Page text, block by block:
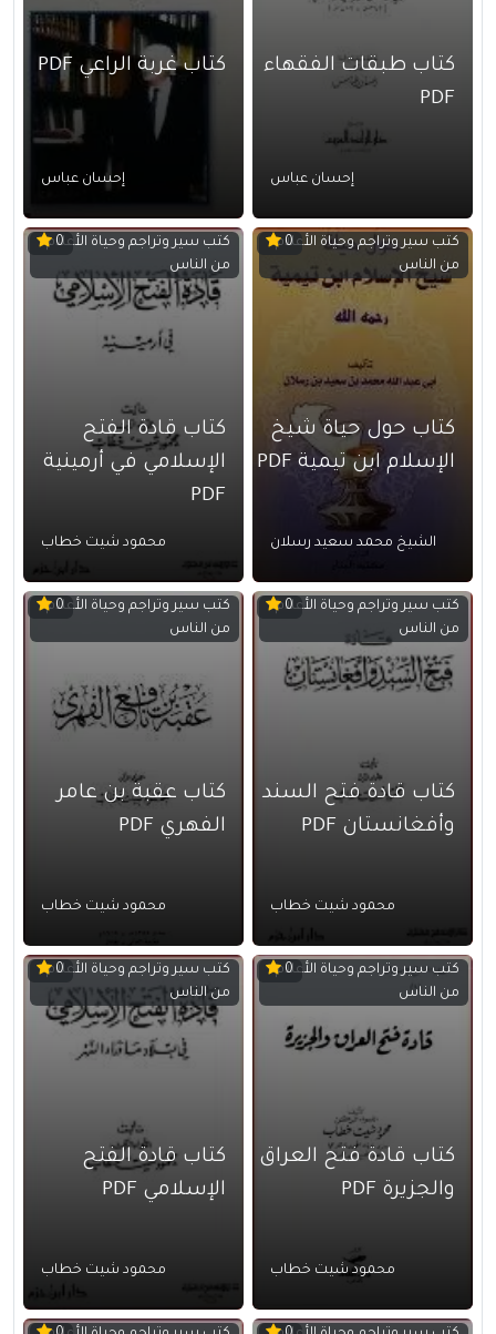
كتاب طبقات الفقهاء
PDF
إحسان عباس
كتاب غربة الراعي PDF
إحسان عباس
كتب سير وتراجم وحياة الأعلام
من الناس
0
كتاب حول حياة شيخ
الإسلام ابن تيمية PDF
الشيخ محمد سعيد رسلان
كتب سير وتراجم وحياة الأعلام
من الناس
0
كتاب قادة الفتح
الإسلامي في أرمينية
PDF
محمود شيت خطاب
كتب سير وتراجم وحياة الأعلام
من الناس
0
كتاب قادة فتح السند
وأفغانستان PDF
محمود شيت خطاب
كتب سير وتراجم وحياة الأعلام
من الناس
0
كتاب عقبة بن عامر
الفهري PDF
محمود شيت خطاب
كتب سير وتراجم وحياة الأعلام
من الناس
0
كتاب قادة فتح العراق
والجزيرة PDF
محمود شيت خطاب
كتب سير وتراجم وحياة الأعلام
من الناس
0
كتاب قادة الفتح
الإسلامي PDF
محمود شيت خطاب